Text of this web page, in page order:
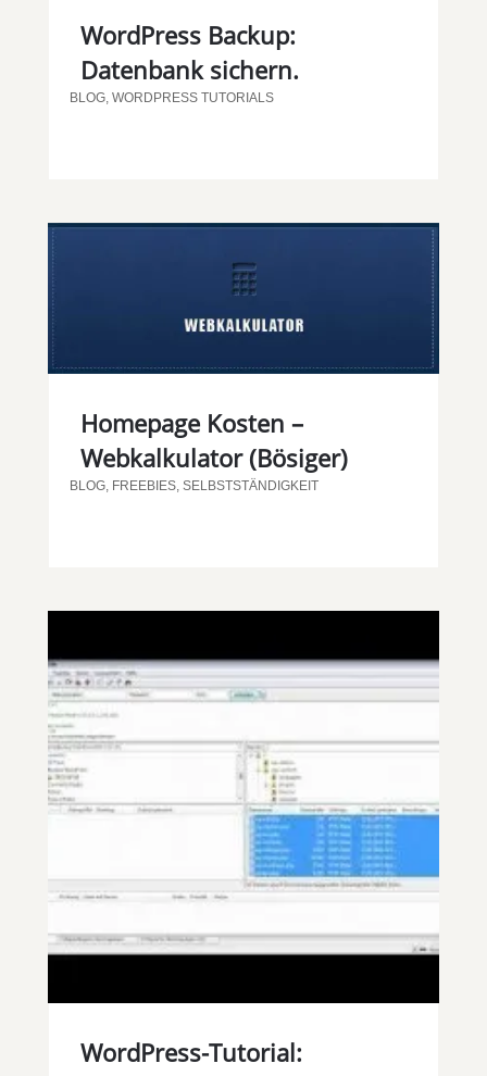
WordPress Backup:
Datenbank sichern.
BLOG, WORDPRESS TUTORIALS
Homepage Kosten –
Webkalkulator (Bösiger)
BLOG, FREEBIES, SELBSTSTÄNDIGKEIT
WordPress-Tutorial: